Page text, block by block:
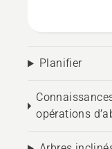
Planifier
opérations